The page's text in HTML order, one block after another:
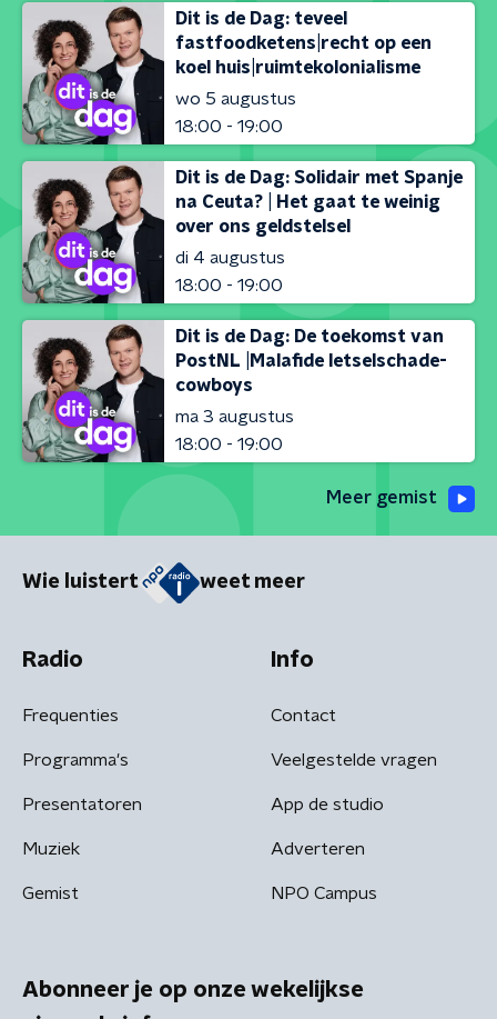
Dit is de Dag: teveel
fastfoodketens|recht op een
koel huis|ruimtekolonialisme
wo 5 augustus
18:00 - 19:00
Dit is de Dag: Solidair met Spanje
na Ceuta? | Het gaat te weinig
over ons geldstelsel
di 4 augustus
18:00 - 19:00
Dit is de Dag: De toekomst van
PostNL |Malafide letselschade-
cowboys
ma 3 augustus
18:00 - 19:00
Meer gemist
Wie luistert weet meer
Radio
Frequenties
Programma's
Presentatoren
Muziek
Gemist
Info
Contact
Veelgestelde vragen
App de studio
Adverteren
NPO Campus
Abonneer je op onze wekelijkse